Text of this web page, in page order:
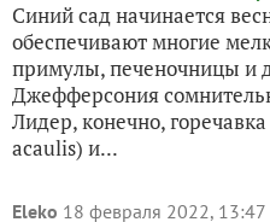
Синий сад начинается
обеспечивают многие
примулы, печеночницы и
Джефферсония
Лидер, конечно,
acaulis) и...
Eleko 18 февраля 2022, 13:47